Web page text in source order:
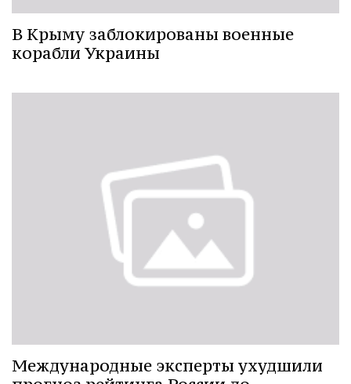
В Крыму заблокированы военные
корабли Украины
Международные эксперты ухудшили